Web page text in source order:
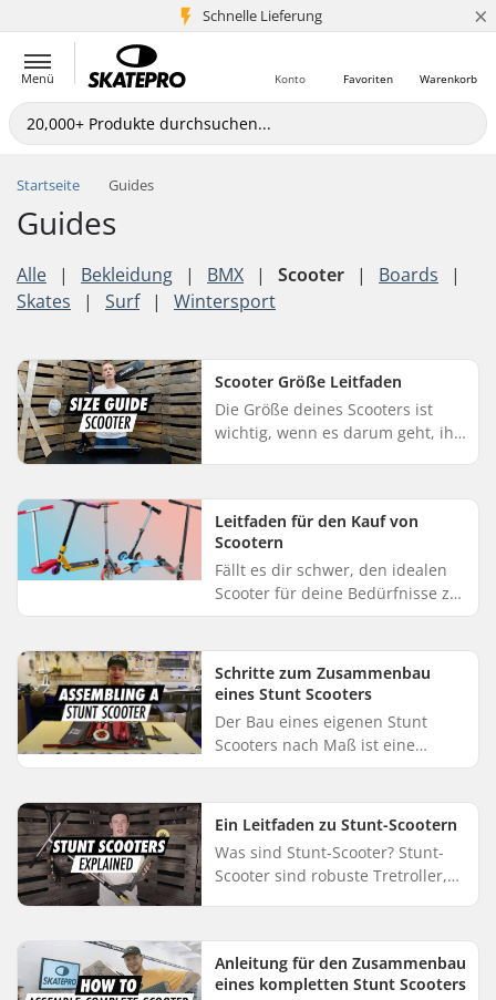
Schnelle Lieferung
5+ Mio. Kunden ×
Menü Warenkorb
Favoriten
Konto
Startseite Guides
Guides
Alle | Bekleidung | BMX | Scooter | Boards
|
Skates
| Surf | Wintersport
Scooter Größe Leitfaden
Die Größe deines Scooters ist
wichtig, wenn es darum geht, ihn
und dem Fahrstil abhängt...
Leitfaden für den Kauf von
Scootern
Fällt es dir schwer, den idealen
Scooter für deine Bedürfnisse zu
finden? Dann bist du bei uns
wir eine große Auswa...
Schritte zum Zusammenbau
eines Stunt Scooters
Der Bau eines eigenen Stunt
Scooters nach Maß ist eine
ziemliche Herausforderung. Viele
zusammen, und ein falscher
Zusamm...
Ein Leitfaden zu Stunt-Scootern
Was sind Stunt-Scooter? Stunt-
Scooter sind robuste Tretroller,
Diese Scooter sind auf Rob...
Anleitung für den Zusammenbau
eines kompletten Stunt Scooters